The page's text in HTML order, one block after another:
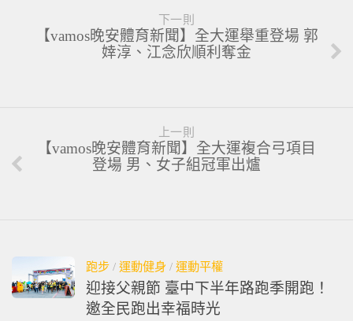
下一則
【vamos晚安體育新聞】全大運舉重登場 郭
婞淳、江念欣順利奪金
上一則
【vamos晚安體育新聞】全大運複合弓項目
登場 男、女子組冠軍出爐
跑步 / 運動健身 / 運動平權
迎接父親節 臺中下半年路跑季開跑！
邀全民跑出幸福時光